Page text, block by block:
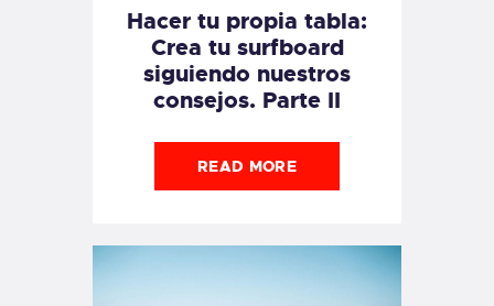
Hacer tu propia tabla:
Crea tu surfboard
siguiendo nuestros
consejos. Parte II
READ MORE